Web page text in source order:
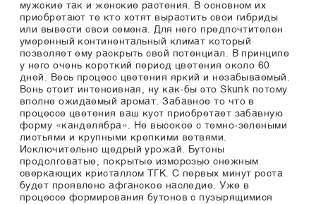
мужские так и женские растения. В основном их
приобретают те кто хотят вырастить свои гибриды
или вывести свои семена. Для него предпочтителен
умеренный континентальный климат который
позволяет ему раскрыть свой потенциал. В принципе
у него очень короткий период цветения около 60
дней. Весь процесс цветения яркий и незабываемый.
Вонь стоит интенсивная, ну как-бы это Skunk потому
вполне ожидаемый аромат. Забавное то что в
процессе цветения ваш куст приобретает забавную
форму «канделябра». Не высокое с темно-зелеными
листьями и крупными крепкими ветвями.
Исключительно щедрый урожай. Бутоны
продолговатые, покрытые изморозью снежным
сверкающих кристаллом ТГК. С первых минут роста
будет проявлено афганское наследие. Уже в
процессе формирования бутонов с пузырящимися